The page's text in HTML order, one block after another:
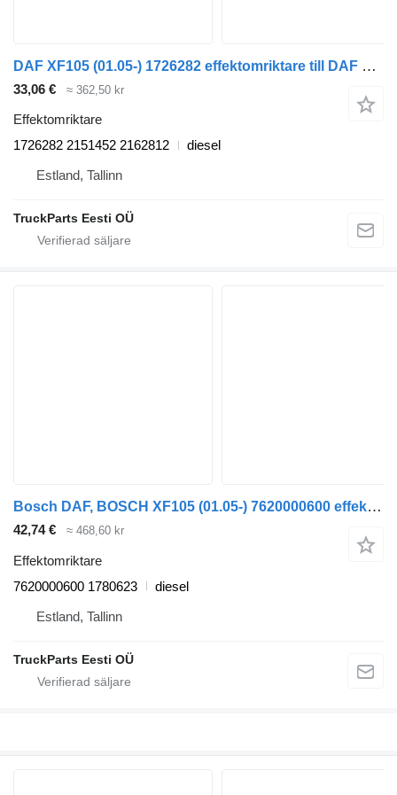
DAF XF105 (01.05-) 1726282 effektomriktare till DAF XF95, XF105 (2001-2014) dragbil
33,06 € ≈ 362,50 kr
Effektomriktare
1726282 2151452 2162812
diesel
Estland, Tallinn
TruckParts Eesti OÜ
Bosch DAF, BOSCH XF105 (01.05-) 7620000600 effektomriktare till DAF XF95, XF105 (2001-2014) dragbil
42,74 € ≈ 468,60 kr
Effektomriktare
7620000600 1780623
diesel
Estland, Tallinn
TruckParts Eesti OÜ